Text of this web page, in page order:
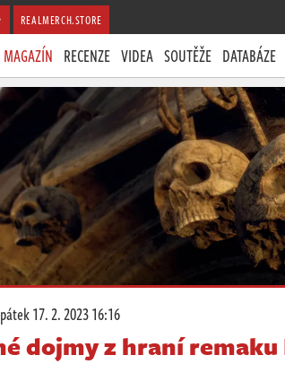
REALMERCH.STORE
MAGAZÍN RECENZE VIDEA SOUTĚŽE DATABÁZE
17. 2. 2023 16:16
dojmy z hraní remaku